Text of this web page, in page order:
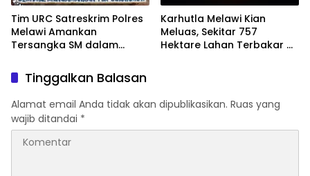
Tim URC Satreskrim Polres
Melawi Amankan
Tersangka SM dalam
Paal
Karhutla Melawi Kian
Meluas, Sekitar 757
Hektare Lahan Terbakar di
Tinggalkan Balasan
Alamat email Anda tidak akan dipublikasikan. Ruas yang
wajib ditandai *